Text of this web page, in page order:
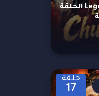
Legend of Chu and Han الحلقة
حلقة
17